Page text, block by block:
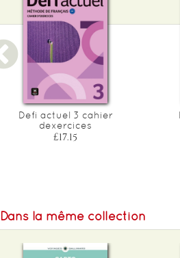
Defi actuel 3 cahier
dexercices
£17.15
Dans la même collection